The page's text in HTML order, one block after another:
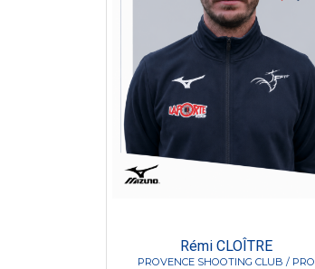
Rémi CLOÎTRE
PROVENCE SHOOTING CLUB / PRO